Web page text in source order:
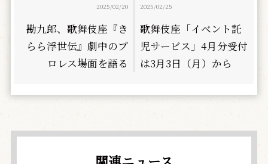
2025/02/20
勘九郎、歌舞伎座『き
らら浮世伝』劇中のプ
ロレス場面を語る
2025/02/25
歌舞伎座「イベント託
児サービス」4月分受付
は3月3日（月）から